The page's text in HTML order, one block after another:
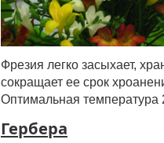
Фрезия легко засыхает,
сокращает ее срок
Оптимальная
Гербера